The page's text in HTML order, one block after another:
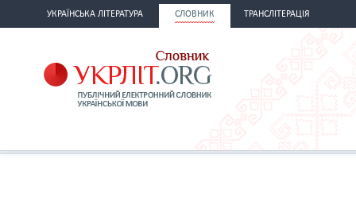
УКРАЇНСЬКА ЛІТЕРАТУРА СЛОВНИК ТРАНСЛІТЕРАЦІЯ